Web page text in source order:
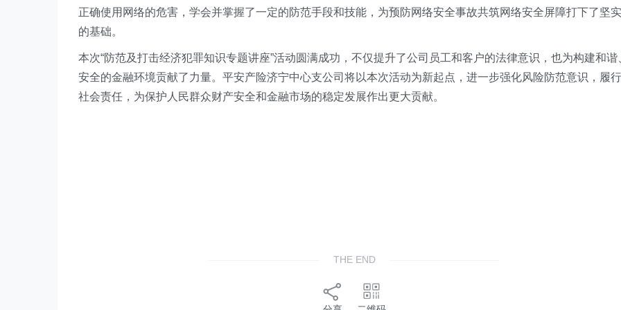
正确使用网络的危害，学会并掌握了一定的防范手段和技能，为预防网络安全事故共筑网络安全屏障打下了坚实
的基础。
本次“防范及打击经济犯罪知识专题讲座”活动圆满成功，不仅提升了公司员工和客户的法律意识，也为构建和谐
安全的金融环境贡献了力量。平安产险济宁中心支公司将以本次活动为新起点，进一步强化风险防范意识，履行
社会责任，为保护人民群众财产安全和金融市场的稳定发展作出更大贡献。
THE END